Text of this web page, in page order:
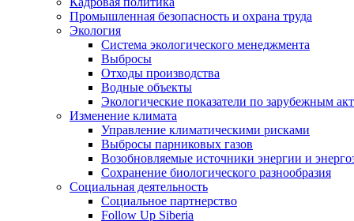
Промышленная безопасность и охрана труда
Экология
Система экологического менеджмента
Выбросы
Отходы производства
Водные объекты
Экологические показатели по зарубежным
Изменение климата
Управление климатическими рисками
Выбросы парниковых газов
Возобновляемые источники энергии и
Сохранение биологического разнообразия
Социальная деятельность
Социальное партнерство
Follow Up Siberia